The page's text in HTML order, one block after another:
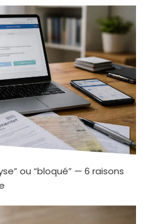
ou “bloqué” — 6 raisons